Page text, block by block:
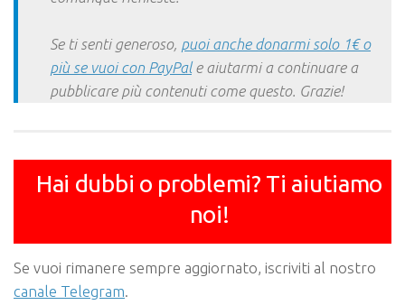
Se ti senti generoso, puoi anche donarmi solo 1€ o
più se vuoi con PayPale aiutarmi a continuare a
pubblicare più contenuti come questo. Grazie!
Hai dubbi o problemi? Ti aiutiamo
noi!
Se vuoi rimanere sempre aggiornato, iscriviti al nostro
canale Telegram.